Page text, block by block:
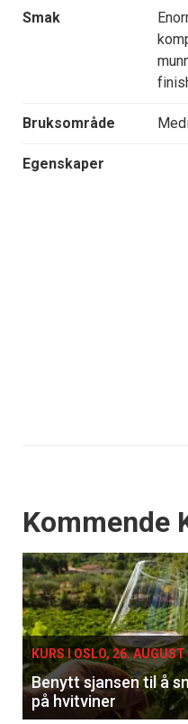
Smak
Bruksområde
Egenskaper
Events
Kommende
KURS I OSLO, 26. AUGUST
Benytt sjansen til å
på hvitviner